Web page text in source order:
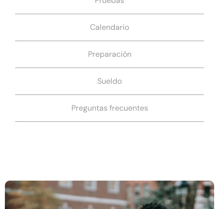
Calendario
Preparación
Sueldo
Preguntas frecuentes